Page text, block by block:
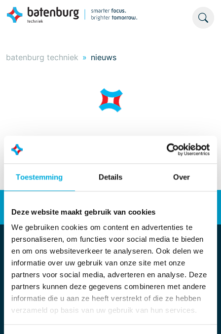
Toestemming Details Over
Deze website maakt gebruik van cookies
We gebruiken cookies om content en advertenties te
personaliseren, om functies voor social media te bieden
en om ons websiteverkeer te analyseren. Ook delen we
informatie over uw gebruik van onze site met onze
partners voor social media, adverteren en analyse. Deze
partners kunnen deze gegevens combineren met andere
informatie die u aan ze heeft verstrekt of die ze hebben
verzameld op basis van uw gebruik van hun services.
batenburg techniek nieuws
Energieoplossingen
Werken bij
Stolwijkstraat 33
3079 DN Rotterdam
info@batenburg.nl